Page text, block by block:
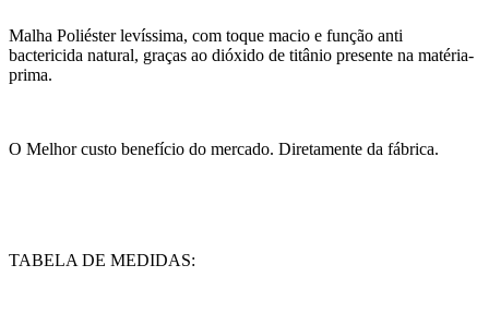
Malha Poliéster levíssima, com toque macio e função anti
bactericida natural, graças ao dióxido de titânio presente na matéria-
prima.
O Melhor custo benefício do mercado. Diretamente da fábrica.
TABELA DE MEDIDAS: